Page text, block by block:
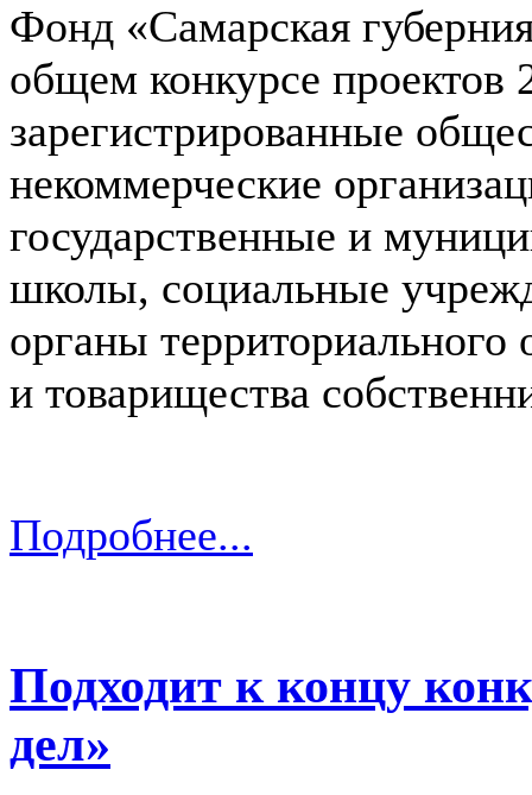
Фонд «Самарская
общем конкурсе проектов
зарегистрированные
некоммерческие
государственные и
школы, социальные
органы
и товарищества
Подробнее...
Подходит к концу
дел»